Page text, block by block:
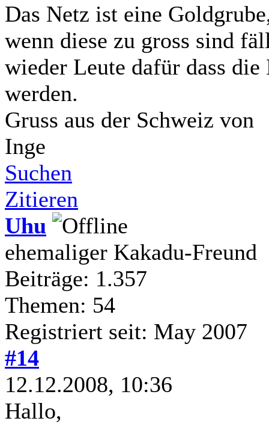
Das Netz ist eine
wenn diese zu gross sind
wieder Leute dafür dass
werden.
Gruss aus der Schweiz von
Inge
Suchen
Zitieren
Uhu
ehemaliger Kakadu-Freund
Beiträge: 1.357
Themen: 54
Registriert seit: May 2007
#14
12.12.2008, 10:36
Hallo,